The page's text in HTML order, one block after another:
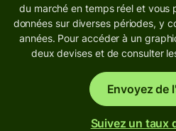
du marché en temps réel et vous
données sur diverses périodes, y
années. Pour accéder à un
deux devises et de consulter
Envoyez de
Suivez un taux